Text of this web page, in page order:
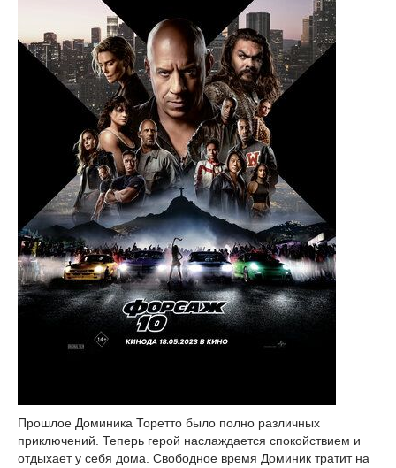
Прошлое Доминика Торетто было полно различных
приключений. Теперь герой наслаждается спокойствием и
отдыхает у себя дома. Свободное время Доминик тратит на